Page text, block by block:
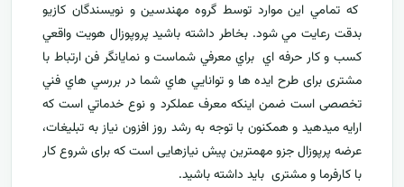
که تمامي اين موارد توسط گروه مهندسين و نويسندگان کازيو
بدقت رعايت مي شود. بخاطر داشته باشيد پروپوزال هويت واقعي
کسب و کار حرفه اي براي معرفيشماست و نمایانگر فن ارتباط با
مشتری برای طرح ايده ها و توانايي هاي شما در بررسي هاي فني
تخصصی است ضمن اینکه معرف عملکرد و نوع خدماتي است که
ارايه ميدهید و همکنون با توجه به رشد روز افزون نياز به تبليغات،
عرضه پرپوزال جزو مهمترين پیش نیازهایی است که برای شروع کار
با کارفرما و مشتری بايد داشته باشيد.